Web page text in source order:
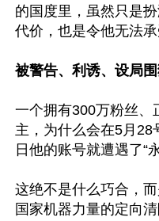
的国度里，虽然只是
代价，也是令他无法承
被警告、利诱、设局
一个拥有300万粉丝、
主，为什么会在5月28
日他的账号就遭遇了“
这绝不是什么巧合，
国家机器力量的定向清